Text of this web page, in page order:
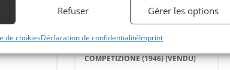
Refuser Gérer les options
de cookiesDéclaration de confidentialitéImprint
COMPETIZIONE (1946)[VENDU]